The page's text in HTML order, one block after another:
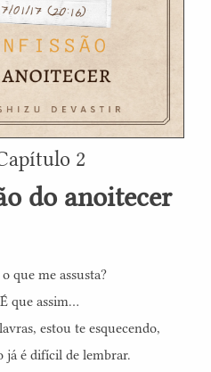
2
do anoitecer
o que me assusta?
É que assim...
estou te esquecendo,
já é difícil de lembrar.